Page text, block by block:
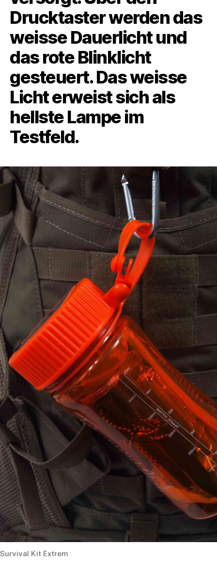
Drucktaster werden das
weisse Dauerlicht und
das rote Blinklicht
gesteuert. Das weisse
Licht erweist sich als
hellste Lampe im
Testfeld.
Survival Kit Extrem